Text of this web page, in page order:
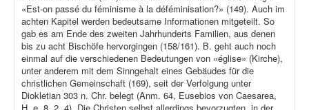
«Est-on passé du féminisme à la déféminisation?» (149). Auch im
achten Kapitel werden bedeutsame Informationen mitgeteilt. So
gab es am Ende des zweiten Jahrhunderts Familien, aus denen
bis zu acht Bischöfe hervorgingen (158/161). B. geht auch noch
einmal auf die verschiedenen Bedeutungen von «église» (Kirche),
unter anderem mit dem Sinngehalt eines Gebäudes für die
christlichen Gemeinschaft (169), seit der Verfolgung unter
Diokletian 303 n. Chr. belegt (Anm. 64, Eusebios von Caesarea,